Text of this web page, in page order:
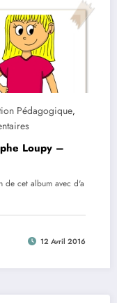
Pédagogique,
Loupy –
de cet album avec d'a
12 Avril 2016